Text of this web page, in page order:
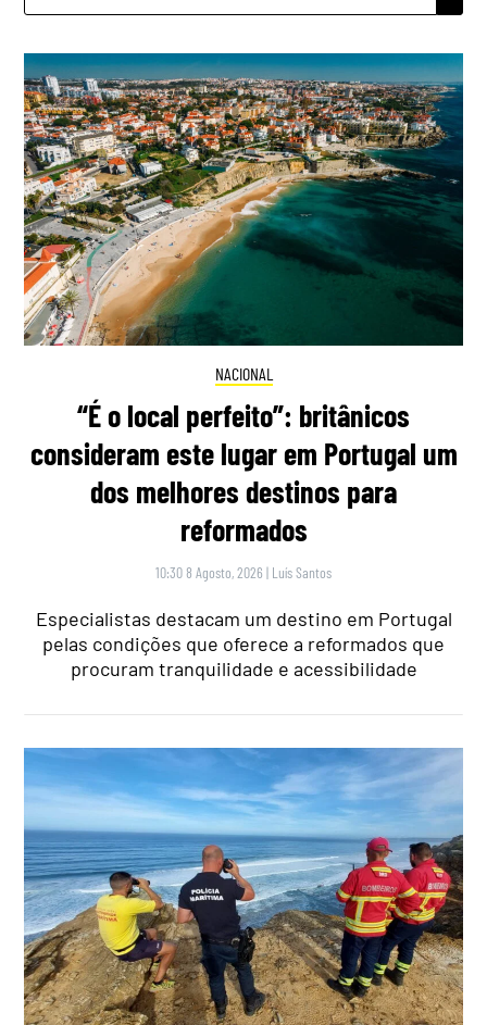
NACIONAL
“É o local perfeito”: britânicos
consideram este lugar em Portugal um
dos melhores destinos para
reformados
10:30 8 Agosto, 2026 | Luís Santos
Especialistas destacam um destino em Portugal
pelas condições que oferece a reformados que
procuram tranquilidade e acessibilidade